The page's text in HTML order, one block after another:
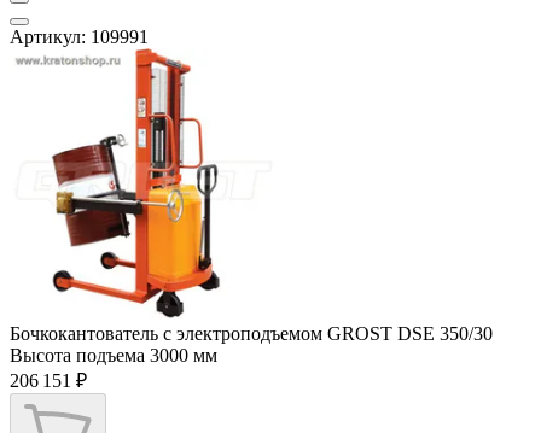
Артикул: 109991
Бочкокантователь с электроподъемом GROST DSE 350/30
Высота подъема 3000 мм
206 151 ₽